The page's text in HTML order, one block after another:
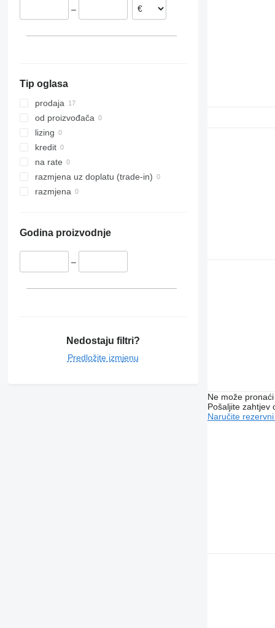
–
Tip oglasa
prodaja
od proizvođača
lizing
kredit
na rate
razmjena uz doplatu (trade-in)
razmjena
Godina proizvodnje
–
Nedostaju filtri?
Predložite izmjenu
Ne može
Pošaljite zahtjev
Naručite